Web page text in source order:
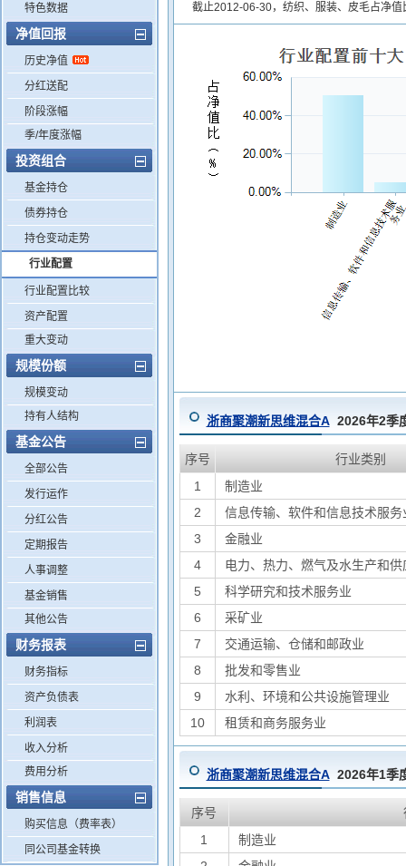
特色数据
净值回报
历史净值
分红送配
阶段涨幅
季/年度涨幅
投资组合
基金持仓
债券持仓
持仓变动走势
行业配置
行业配置比较
资产配置
重大变动
规模份额
规模变动
持有人结构
基金公告
全部公告
发行运作
分红公告
定期报告
人事调整
基金销售
其他公告
财务报表
财务指标
资产负债表
利润表
收入分析
费用分析
销售信息
购买信息（费率表）
同公司基金转换
截止2012-06-30，纺织、服装、皮毛占净
浙商聚潮新思维混合A2026年2季
序号
行业类别
1
制造业
2
信息传输、软件和信息技术服务
3
金融业
4
电力、热力、燃气及水生产和供
5
科学研究和技术服务业
6
采矿业
7
交通运输、仓储和邮政业
8
批发和零售业
9
水利、环境和公共设施管理业
10
租赁和商务服务业
浙商聚潮新思维混合A2026年1季
序号
1
制造业